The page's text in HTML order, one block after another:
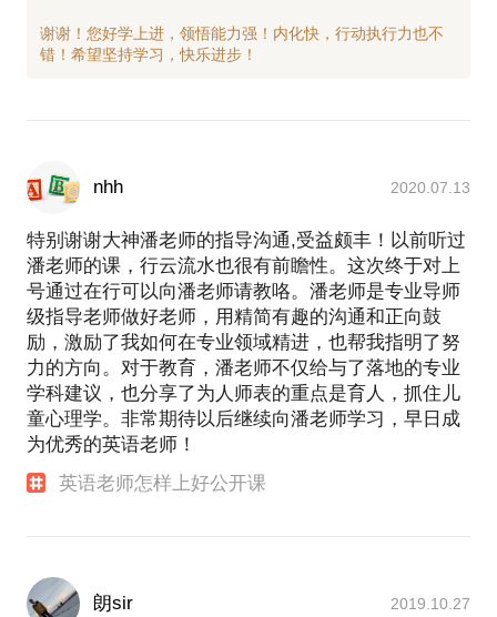
谢谢！您好学上进，领悟能力强！内化快，行动执行力也不
nhh 2020.07.13
特别谢谢大神潘老师的指导沟通,受益颇丰！以前听过
潘老师的课，行云流水也很有前瞻性。这次终于对上
号通过在行可以向潘老师请教咯。潘老师是专业导师
级指导老师做好老师，用精简有趣的沟通和正向鼓
励，激励了我如何在专业领域精进，也帮我指明了努
力的方向。对于教育，潘老师不仅给与了落地的专业
学科建议，也分享了为人师表的重点是育人，抓住儿
童心理学。非常期待以后继续向潘老师学习，早日成
为优秀的英语老师！
英语老师怎样上好公开课
朗sir 2019.10.27